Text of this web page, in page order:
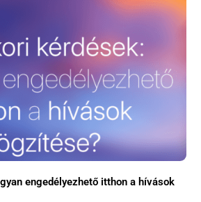
engedélyezhető itthon a hívások